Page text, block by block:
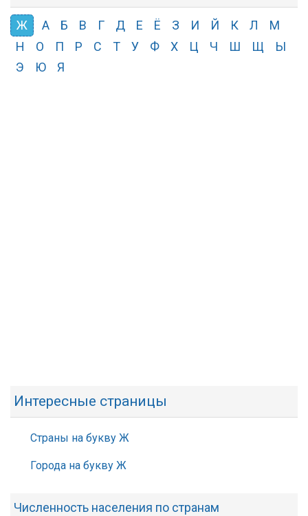
Ж А Б В Г Д Е Ё З И Й К Л
М
Н
О П Р С Т У Ф Х Ц Ч Ш Щ
Ы
Э
Ю Я
Интересные страницы
Страны на букву Ж
Города на букву Ж
Численность населения по странам